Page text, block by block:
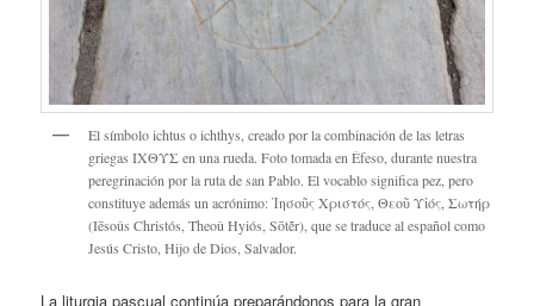
El símbolo ichtus o ichthys, creado por la combinación de las letras
griegas ΙΧΘΥΣ en una rueda. Foto tomada en Éfeso, durante nuestra
peregrinación por la ruta de san Pablo. El vocablo significa pez, pero
constituye además un acrónimo: Ἰησοῦς Χριστός, Θεοῦ Υἱός, Σωτήρ
(Iēsoûs Christós, Theoû Hyiós, Sōtḗr), que se traduce al español como
Jesús Cristo, Hijo de Dios, Salvador.
La liturgia pascual continúa preparándonos para la gran